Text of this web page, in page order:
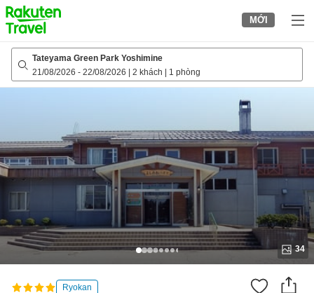
to
top
page
MỚI
Tateyama Green Park Yoshimine
21/08/2026 - 22/08/2026 2 khách 1 phòng
34
Ryokan